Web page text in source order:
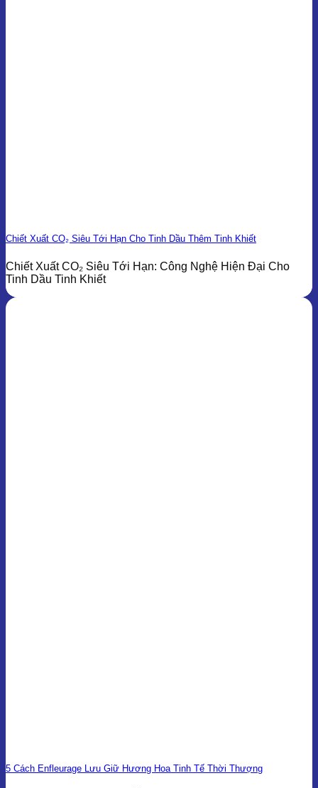
Chiết Xuất CO₂ Siêu Tới Hạn Cho Tinh Dầu Thêm Tinh Khiết
Chiết Xuất CO₂ Siêu Tới Hạn: Công Nghệ Hiện Đại Cho
Tinh Dầu Tinh Khiết
5 Cách Enfleurage Lưu Giữ Hương Hoa Tinh Tế Thời Thượng